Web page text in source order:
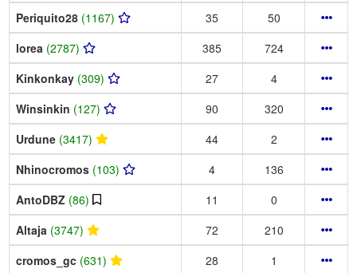
Periquito28 (1167) 35
50
lorea (2787) 385
724
Kinkonkay (309) 27
4
Winsinkin (127) 90
320
Urdune (3417) 44
2
Nhinocromos (103) 4
136
AntoDBZ (86) 11
0
Altaja (3747) 72
210
cromos_gc (631) 28 1